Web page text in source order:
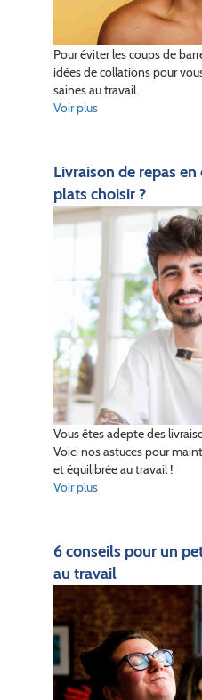
Pour éviter les coups de
idées de collations pour
saines au travail.
Voir plus
Livraison de repas
plats choisir ?
Vous êtes adepte des
Voici nos astuces pour
et équilibrée au travail !
Voir plus
6 conseils pour un
au travail